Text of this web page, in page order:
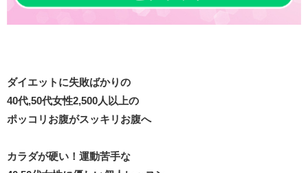
ダイエットに失敗ばかりの
40代,50代女性2,500人以上の
ポッコリお腹がスッキリお腹へ
カラダが硬い！運動苦手な